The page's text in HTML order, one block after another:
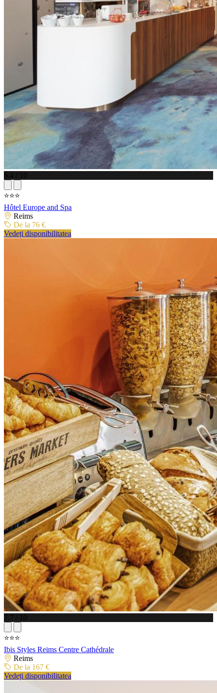
6.4 / 10
⭐⭐⭐
Hôtel Europe and Spa
Reims
De la 76 €
Vedeți disponibilitatea
7.7 / 10
⭐⭐⭐
Ibis Styles Reims Centre Cathédrale
Reims
De la 167 €
Vedeți disponibilitatea